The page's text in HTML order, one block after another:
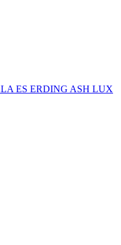
ES ERDING ASH LUX